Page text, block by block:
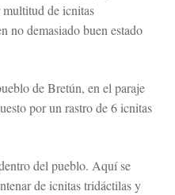
multitud de icnitas
no demasiado buen estado
de Bretún, en el paraje
por un rastro de 6 icnitas
del pueblo. Aquí se
de icnitas tridáctilas y